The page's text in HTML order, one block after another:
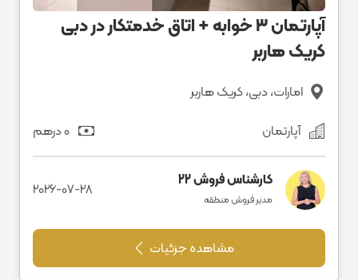
آپارتمان ۳ خوابه + اتاق خدمتکار در دبی
کریک هاربر
امارات، دبی، کریک هاربر
آپارتمان
کارشناس فروش 22
مدیر فروش منطقه
2026-07-28
مشاهده جزئیات